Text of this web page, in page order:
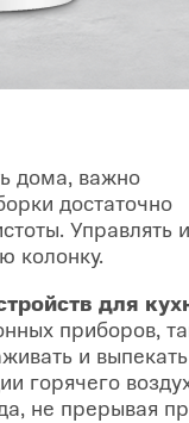
дома, важно
достаточно
Управлять
колонку.
для
приборов,
и выпекать
горячего
не прерывая